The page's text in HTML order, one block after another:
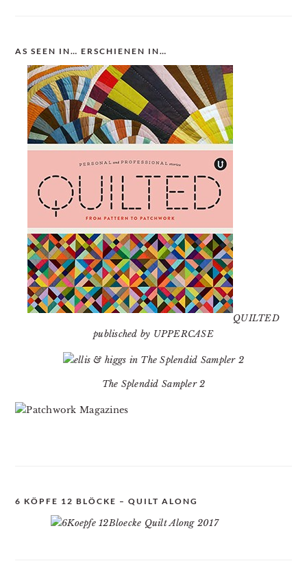
AS SEEN IN… ERSCHIENEN IN…
QUILTED
publisched by UPPERCASE
The Splendid Sampler 2
6 KÖPFE 12 BLÖCKE – QUILT ALONG